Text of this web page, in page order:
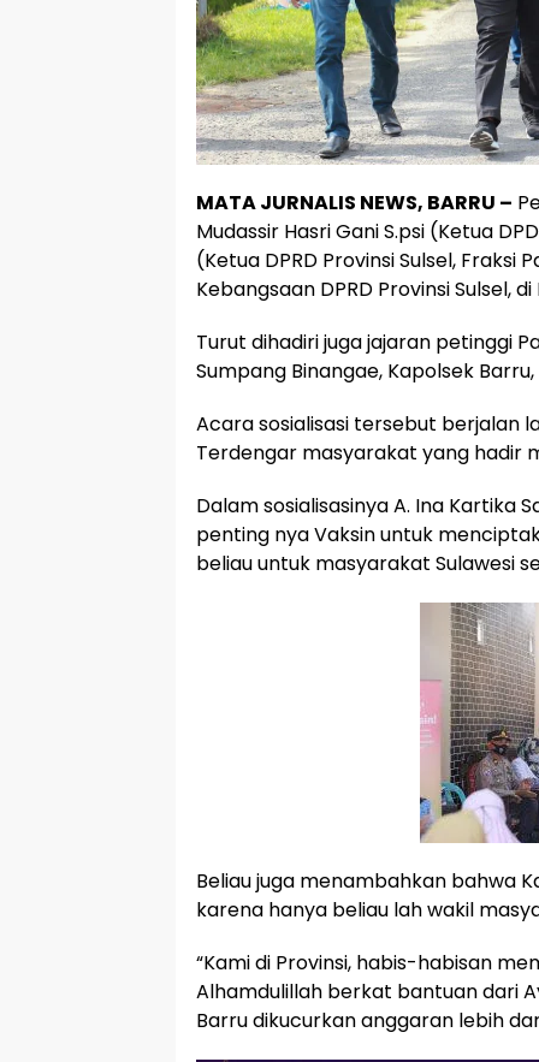
MATA JURNALIS NEWS, BARRU –
Mudassir Hasri Gani S.psi (Ketua
(Ketua DPRD Provinsi Sulsel, Fraksi
Kebangsaan DPRD Provinsi Sulsel,
Turut dihadiri juga jajaran petinggi
Sumpang Binangae, Kapolsek
Acara sosialisasi tersebut berjalan
Terdengar masyarakat yang hadir
Dalam sosialisasinya A. Ina
penting nya Vaksin untuk
beliau untuk masyarakat Sulawesi
Beliau juga menambahkan bahwa
karena hanya beliau lah wakil
“Kami di Provinsi, habis-habisan
Alhamdulillah berkat bantuan dari
Barru dikucurkan anggaran lebih